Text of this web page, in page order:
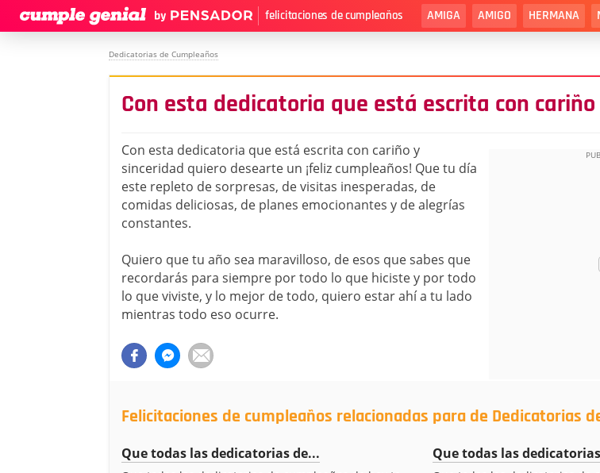
felicitaciones de cumpleaños AMIGA AMIGO HERMANA
Dedicatorias de Cumpleaños
Con esta dedicatoria que está escrita con cariño
Con esta dedicatoria que está escrita con cariño y
sinceridad quiero desearte un ¡feliz cumpleaños! Que tu día
este repleto de sorpresas, de visitas inesperadas, de
comidas deliciosas, de planes emocionantes y de alegrías
constantes.
Quiero que tu año sea maravilloso, de esos que sabes que
recordarás para siempre por todo lo que hiciste y por todo
lo que viviste, y lo mejor de todo, quiero estar ahí a tu lado
mientras todo eso ocurre.
Felicitaciones de cumpleaños relacionadas para de Dedicatorias
Que todas las dedicatorias de... Que todas las